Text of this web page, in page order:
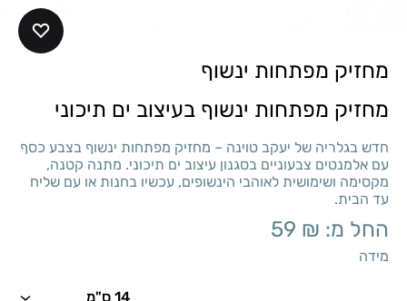
מחזיק מפתחות ינשוף
מחזיק מפתחות ינשוף בעיצוב ים תיכוני
חדש בגלריה של יעקב טוינה – מחזיק מפתחות ינשוף בצבע כסף
עם אלמנטים צבעוניים בסגנון עיצוב ים תיכוני. מתנה קטנה,
מקסימה ושימושית לאוהבי הינשופים, עכשיו בחנות או עם שליח
עד הבית.
החל מ: 59 ₪
מידה